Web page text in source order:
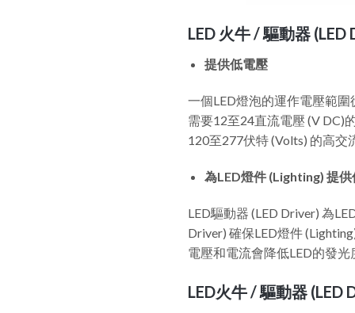
LED 火牛 / 驅動器
提供低電壓
一個LED燈泡的運作電壓範
需要12至24直流電壓 (V DC)
120至277伏特 (Volts) 的高
為LED燈件 (Lighting) 提供
LED驅動器 (LED Driver) 為
Driver) 確保LED燈件
電壓和電流會降低LED的發
LED火牛 / 驅動器 (LED